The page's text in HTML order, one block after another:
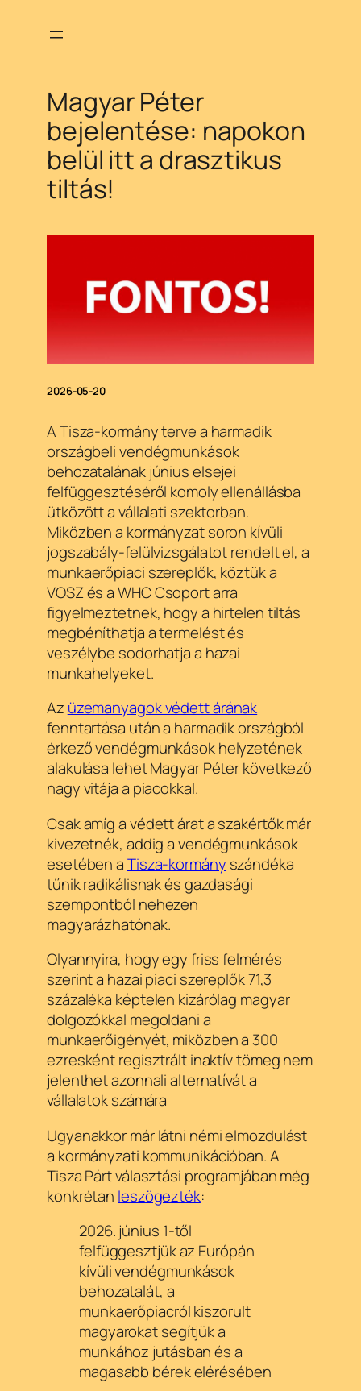
Magyar Péter
bejelentése: napokon
belül itt a drasztikus
tiltás!
2026-05-20
A Tisza-kormány terve a harmadik
országbeli vendégmunkások
behozatalának június elsejei
felfüggesztéséről komoly ellenállásba
ütközött a vállalati szektorban.
Miközben a kormányzat soron kívüli
jogszabály-felülvizsgálatot rendelt el, a
munkaerőpiaci szereplők, köztük a
VOSZ és a WHC Csoport arra
figyelmeztetnek, hogy a hirtelen tiltás
megbéníthatja a termelést és
veszélybe sodorhatja a hazai
munkahelyeket.
Az üzemanyagok védett árának
fenntartása után a harmadik országból
érkező vendégmunkások helyzetének
alakulása lehet Magyar Péter következő
nagy vitája a piacokkal.
Csak amíg a védett árat a szakértők már
kivezetnék, addig a vendégmunkások
esetében aTisza-kormány szándéka
tűnik radikálisnak és gazdasági
szempontból nehezen
magyarázhatónak.
Olyannyira, hogy egy friss felmérés
szerint a hazai piaci szereplők 71,3
százaléka képtelen kizárólag magyar
dolgozókkal megoldani a
munkaerőigényét, miközben a 300
ezresként regisztrált inaktív tömeg nem
jelenthet azonnali alternatívát a
vállalatok számára
Ugyanakkor már látni némi elmozdulást
a kormányzati kommunikációban. A
Tisza Párt választási programjában még
konkrétan leszögezték:
2026. június 1-től
felfüggesztjük az Európán
kívüli vendégmunkások
behozatalát, a
munkaerőpiacról kiszorult
magyarokat segítjük a
munkához jutásban és a
magasabb bérek elérésében